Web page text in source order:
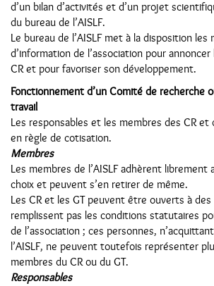
d’un bilan d’activités et d’un projet
du bureau de l’AISLF.
Le bureau de l’AISLF met à la disposition les
d’information de l’association pour
CR et pour favoriser son développement.
Fonctionnement d’un Comité de recherche
travail
Les responsables et les membres des CR et
en règle de cotisation.
Membres
Les membres de l’AISLF adhèrent librement
choix et peuvent s’en retirer de même.
Les CR et les GT peuvent être ouverts à
remplissent pas les conditions statutaires
de l’association ; ces personnes,
l’AISLF, ne peuvent toutefois représenter
membres du CR ou du GT.
Responsables